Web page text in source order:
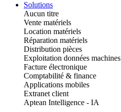
Solutions
Aucun titre
Vente matériels
Location matériels
Réparation matériels
Distribution pièces
Exploitation données machines
Facture électronique
Comptabilité & finance
Applications mobiles
Extranet client
Aptean Intelligence - IA